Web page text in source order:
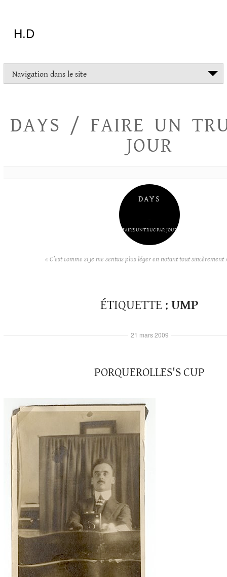
H.D
tout
essayer
Navigation dans le site
DAYS / FAIRE UN
JOUR
DAYS
–
FAIRE UN TRUC PAR JOUR
« C’est comme si je me sentais plus léger en notant tout sincèrement
ÉTIQUETTE : UMP
PORQUEROLLES'S CUP
21 mars 2009